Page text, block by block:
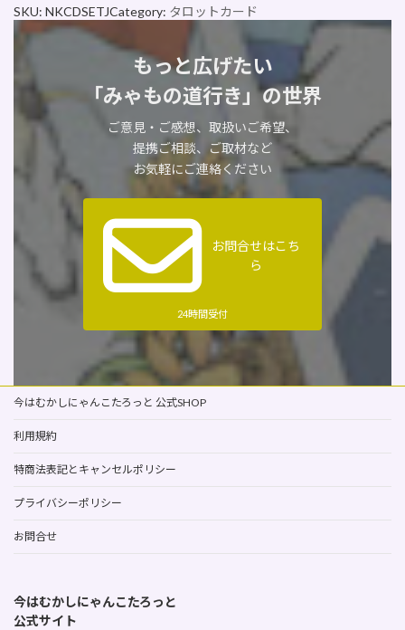
SKU: NKCDSETJCategory: タロットカード
もっと広げたい
「みゃもの道行き」の世界
ご意見・ご感想、取扱いご希望、
提携ご相談、ご取材など
お気軽にご連絡ください
お問合せはこち
ら
24時間受付
今はむかしにゃんこたろっと 公式SHOP
利用規約
特商法表記とキャンセルポリシー
プライバシーポリシー
お問合せ
今はむかしにゃんこたろっと
公式サイト